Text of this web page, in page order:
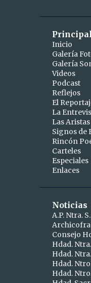
dic 28
dic 26
abril
abr 15
abr 10
marzo
mar
mar 24
mar 19
mar
mar 11
mar
mar 06
mar 04
febrero
Inicio
Galería
Galería
Videos
Podcast
Reflejos
El
La
Las
Signos de
Rincón
Carteles
Especiales
Enlaces
Noticias
A.P. Ntra.
Consejo
Hdad.
Hdad.
Hdad.
Hdad.